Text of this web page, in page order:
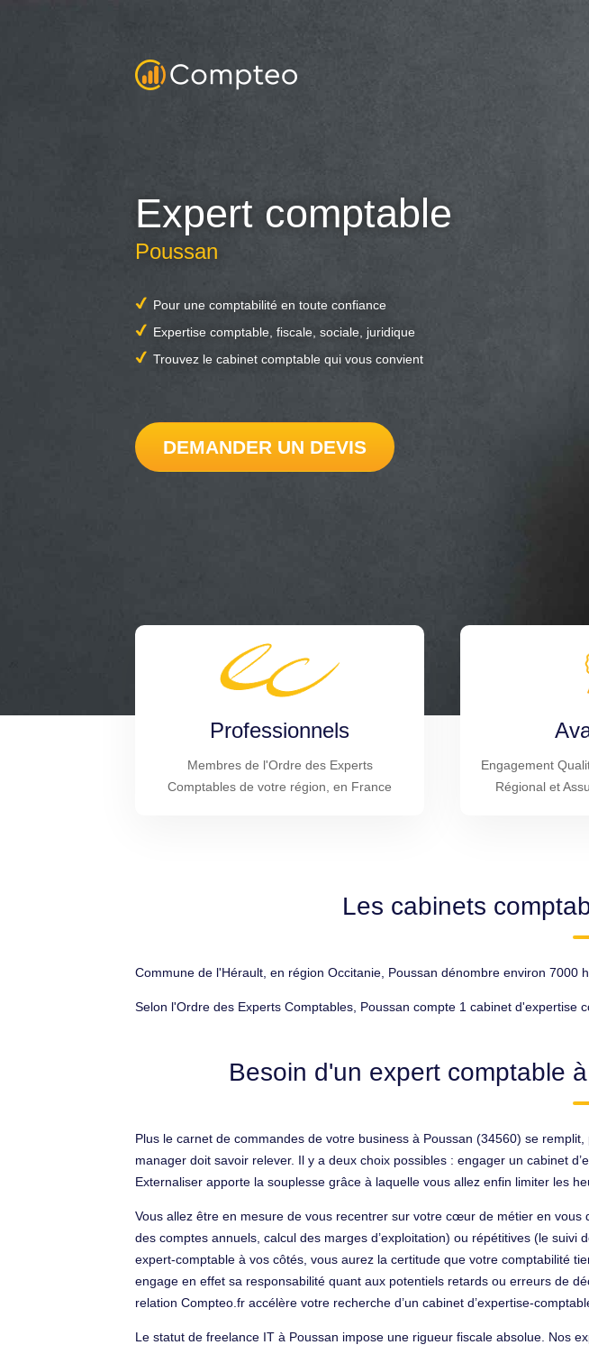
Expert comptable
Poussan
Pour une comptabilité en toute confiance
Expertise comptable, fiscale, sociale, juridique
Trouvez le cabinet comptable qui vous convient
DEMANDER UN DEVIS
Professionnels
Membres de l'Ordre des Experts
Comptables de votre région, en France
Engagement
Régional et
Les cabinets
Commune de l'Hérault, en région Occitanie, Poussan dénombre environ 7000
Selon l'Ordre des Experts Comptables, Poussan compte 1 cabinet d'expertise
Besoin d'un expert comptable
Plus le carnet de commandes de votre business à Poussan (34560) se
manager doit savoir relever. Il y a deux choix possibles : engager un cabinet
Externaliser apporte la souplesse grâce à laquelle vous allez enfin limiter les
Vous allez être en mesure de vous recentrer sur votre cœur de métier en
des comptes annuels, calcul des marges d’exploitation) ou répétitives (le
expert-comptable à vos côtés, vous aurez la certitude que votre comptabilité
engage en effet sa responsabilité quant aux potentiels retards ou erreurs de
relation Compteo.fr accélère votre recherche d’un cabinet d’expertise-
Le statut de freelance IT à Poussan impose une rigueur fiscale absolue. Nos